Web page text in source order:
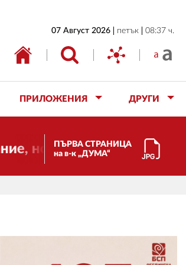
07 Август 2026 петък 08:37 ч.
ПРИЛОЖЕНИЯ ДРУГИ
да работи за
ПЪРВА СТРАНИЦА
на в-к „ДУМА“
ИКОНОМИКА
ОБЩЕСТВО